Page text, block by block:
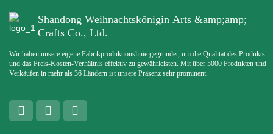
Shandong Weihnachtskönigin Arts &amp;amp;
Crafts Co., Ltd.
Wir haben unsere eigene Fabrikproduktionslinie gegründet, um die Qualität des Produkts
und das Preis-Kosten-Verhältnis effektiv zu gewährleisten. Mit über 5000 Produkten und
Verkäufen in mehr als 36 Ländern ist unsere Präsenz sehr prominent.